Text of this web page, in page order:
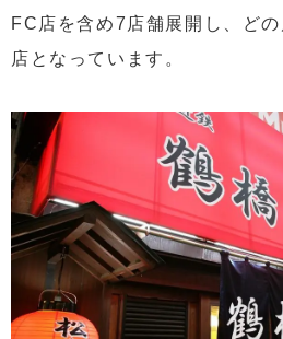
FC店を含め7店舗展開し、ど
店となっています。